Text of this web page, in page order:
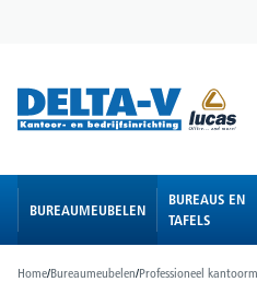
BUREAUMEUBELEN
BUREAUS EN
TAFELS
Home/Bureaumeubelen/Professioneel